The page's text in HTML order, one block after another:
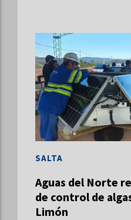
Aguas del Norte
de control de
Limón
SALTA